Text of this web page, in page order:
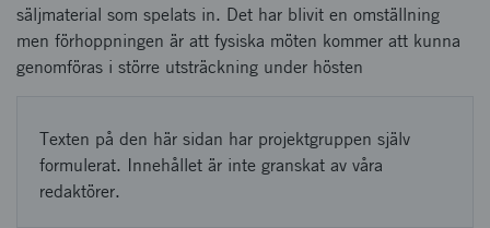
säljmaterial som spelats in. Det har blivit en omställning
men förhoppningen är att fysiska möten kommer att kunna
genomföras i större utsträckning under hösten
Texten på den här sidan har projektgruppen själv
formulerat. Innehållet är inte granskat av våra
redaktörer.